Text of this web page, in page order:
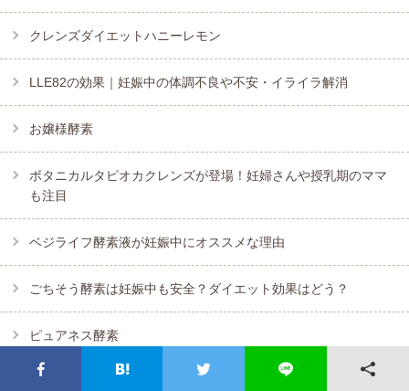
クレンズダイエットハニーレモン
LLE82の効果｜妊娠中の体調不良や不安・イライラ解消
お嬢様酵素
ボタニカルタピオカクレンズが登場！妊婦さんや授乳期のママ
も注目
ベジライフ酵素液が妊娠中にオススメな理由
ごちそう酵素は妊娠中も安全？ダイエット効果はどう？
ピュアネス酵素